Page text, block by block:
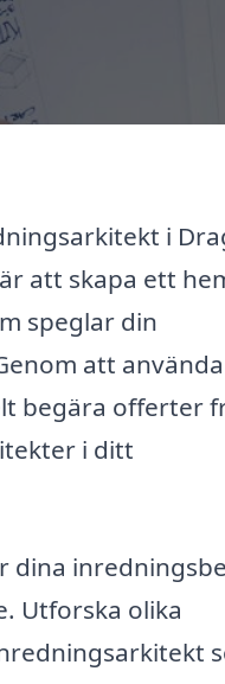
i
att skapa ett
speglar din
att
begära offerter
i ditt
Utforska olika